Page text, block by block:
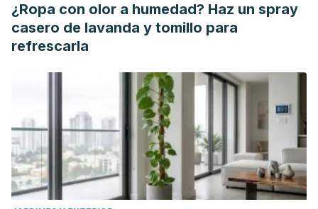
¿Ropa con olor a humedad? Haz un spray
casero de lavanda y tomillo para
refrescarla